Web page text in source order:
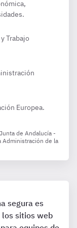
Trabajo
Europea.
de Andalucía -
Administración de la
segura es
sitios web